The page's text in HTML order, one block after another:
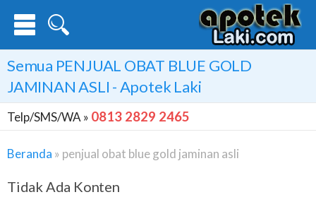
Semua PENJUAL OBAT BLUE GOLD
JAMINAN ASLI - Apotek Laki
Telp/SMS/WA » 0813 2829 2465
Beranda » penjual obat blue gold jaminan asli
Tidak Ada Konten